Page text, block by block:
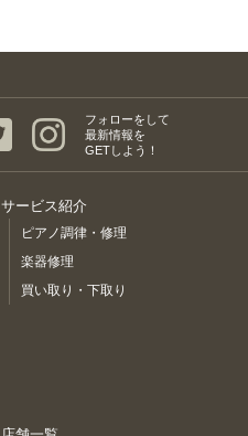
フォローをして
最新情報を
GETしよう！
サービス紹介
ピアノ調律・修理
楽器修理
買い取り・下取り